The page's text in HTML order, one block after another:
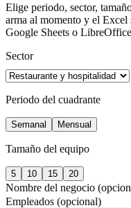
Elige periodo, sector,
arma al momento y el Excel
Google Sheets o
Sector
Periodo del cuadrante
Semanal Mensual
Tamaño del equipo
5 10 15 20
Nombre del negocio
Empleados (opcional)